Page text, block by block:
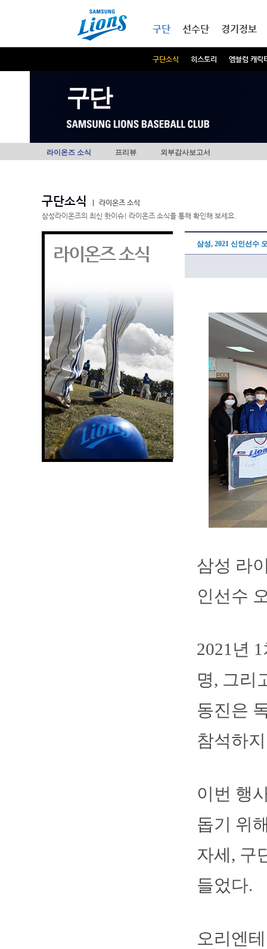
구단
구단소식 히스토리 엠블럼 캐릭
선수단 경기정보
구단
라이온즈 소식 프리뷰 외부감사보고서
구단소식
라이온즈 소식
삼성라이온즈의 최신 핫이슈! 라이온즈 소식을 통해 확인해 보세요.
라이온즈 소식 삼성, 2021 신인선수
삼성 라
인선수
2021년
명, 그리
동진은
참석하
이번 행
돕기 위
자세, 구
들었다.
오리엔